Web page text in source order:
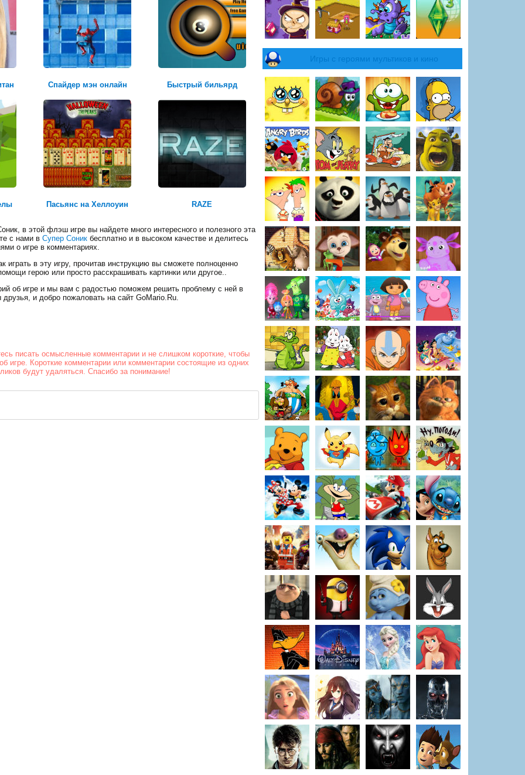
офисе
Скорость на
Спайдер мэн онлайн Быстрый бильярд
Пасьянс на Хеллоуин RAZE
в этой флэш игре вы найдете много интересного и полезного эта
с нами в Супер Соник бесплатно и в высоком качестве и делитесь
о игре в комментариях.
в эту игру, прочитав инструкцию вы сможете полноценно
герою или просто расскрашивать картинки или другое..
об игре и мы вам с радостью поможем решить проблему с ней в
и добро пожаловать на сайт GoMario.Ru.
писать осмысленные комментарии и не слишком короткие, чтобы
игре. Короткие комментарии или комментарии состоящие из одних
будут удаляться. Спасибо за понимание!
Игры с героями мультиков и кино